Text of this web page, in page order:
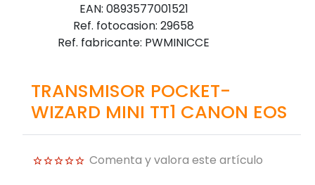
EAN: 0893577001521
Ref. fotocasion: 29658
Ref. fabricante: PWMINICCE
TRANSMISOR POCKET-
WIZARD MINI TT1 CANON EOS
Comenta y valora este artículo